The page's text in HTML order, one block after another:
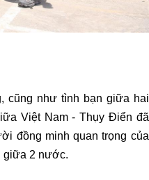
cũng như tình bạn giữa hai
Việt Nam - Thụy Điển đã
đồng minh quan trọng của
giữa 2 nước.